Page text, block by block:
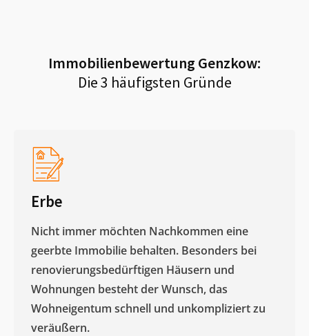
Immobilienbewertung Genzkow:
Die 3 häufigsten Gründe
Erbe
Nicht immer möchten Nachkommen eine
geerbte Immobilie behalten. Besonders bei
renovierungsbedürftigen Häusern und
Wohnungen besteht der Wunsch, das
Wohneigentum schnell und unkompliziert zu
veräußern. ​